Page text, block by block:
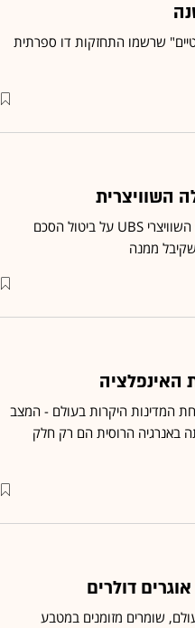
שרשמו התחזקות דו ספרתית
כ-4 חודשים לאחר שרכש את קרדיט סוויס, הודיע הבוקר הבנק השוויצרי UBS על ביטול הסכם
ממנה
האינפלציה
המדינות היקרות בעולם - המצב
באנרגיה הרוסית הם רק חלק
דולרים
שומרים מזומנים במטבע